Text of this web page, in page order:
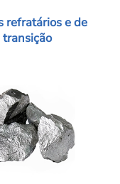
refratários e de
transição